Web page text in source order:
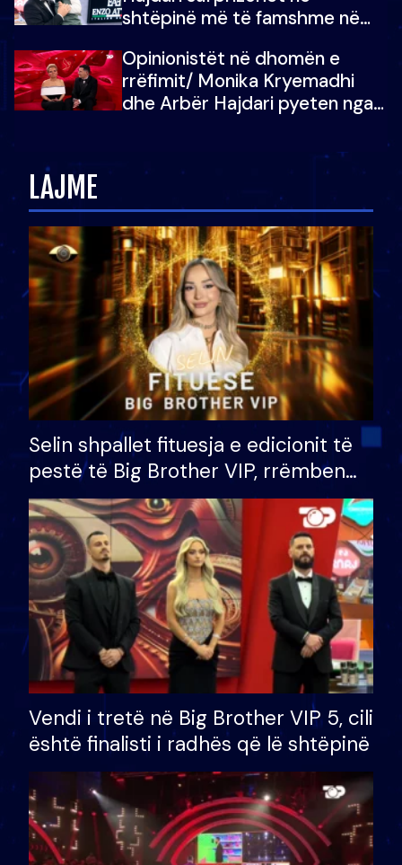
shtëpinë më të famshme në
vajzën e tij
Opinionistët në dhomën e
rrëfimit/ Monika Kryemadhi
dhe Arbër Hajdari pyeten nga
zëvendësonit njëri-tjetrin?
LAJME
Selin shpallet fituesja e edicionit të
pestë të Big Brother VIP, rrëmben
çmimin e madh prej 100 mijë eurosh
Vendi i tretë në Big Brother VIP 5, cili
është finalisti i radhës që lë shtëpinë